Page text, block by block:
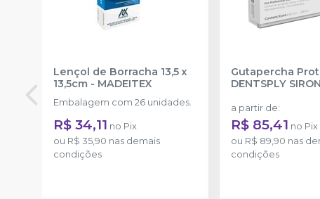
Lençol de Borracha 13,5 x
13,5cm - MADEITEX
Embalagem com 26 unidades.
R$ 34,11 no Pix
ou R$ 35,90 nas demais
condições
Gutapercha
DENTSPLY
a partir de:
R$ 85,41 no Pix
ou R$ 89,90 nas
condições